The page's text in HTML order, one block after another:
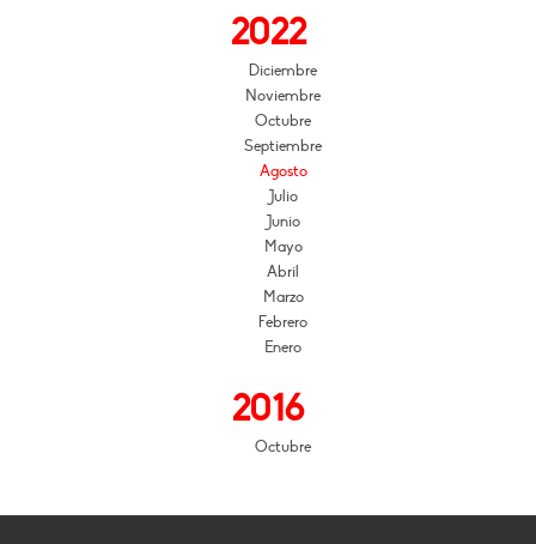
2022
Diciembre
Noviembre
Octubre
Septiembre
Agosto
Julio
Junio
Mayo
Abril
Marzo
Febrero
Enero
2016
Octubre